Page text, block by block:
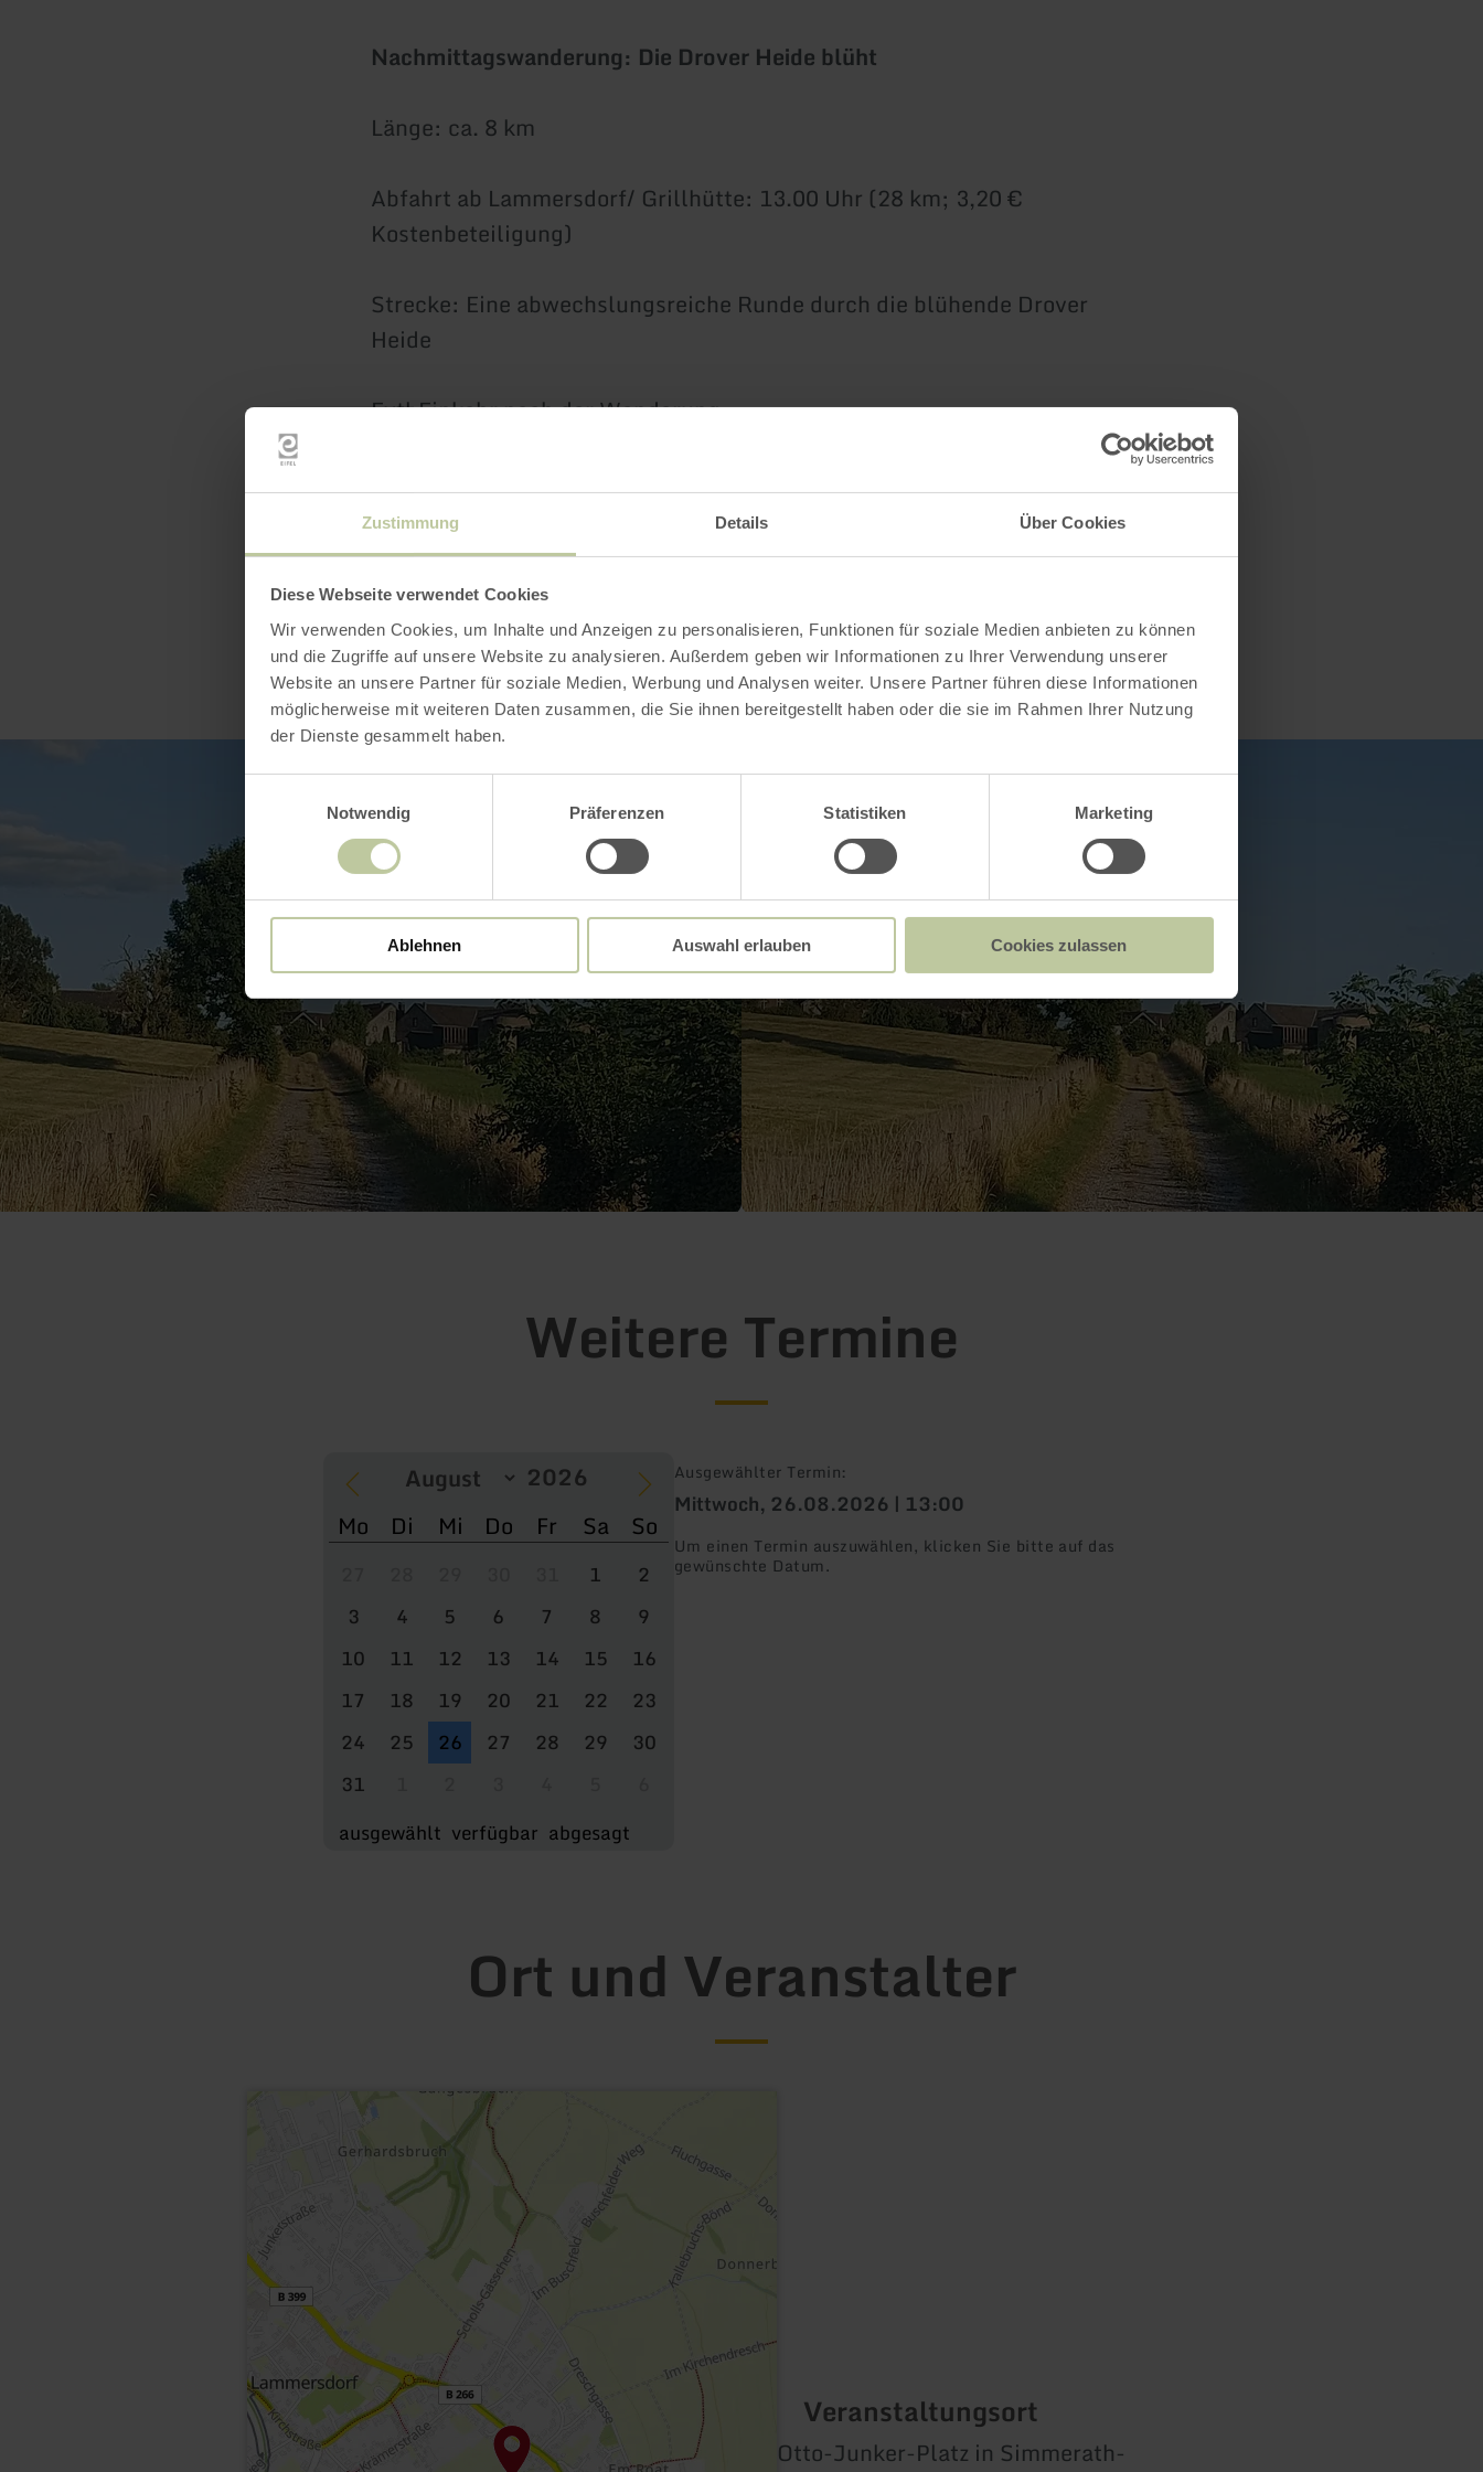
Zustimmung Details Über Cookies
Diese Webseite verwendet Cookies
Wir verwenden Cookies, um Inhalte und Anzeigen zu personalisieren, Funktionen für soziale Medien anbieten zu können
und die Zugriffe auf unsere Website zu analysieren. Außerdem geben wir Informationen zu Ihrer Verwendung unserer
Website an unsere Partner für soziale Medien, Werbung und Analysen weiter. Unsere Partner führen diese Informationen
möglicherweise mit weiteren Daten zusammen, die Sie ihnen bereitgestellt haben oder die sie im Rahmen Ihrer Nutzung
der Dienste gesammelt haben.
Notwendig
Präferenzen Statistiken Marketing
Ablehnen Auswahl erlauben Cookies zulassen
Nachmittagswanderung: Die Drover Heide blüht
Länge: ca. 8 km
Abfahrt ab Lammersdorf/ Grillhütte: 13.00 Uhr (28 km; 3,20 €
Kostenbeteiligung)
Strecke: Eine abwechslungsreiche Runde durch die blühende Drover
Heide
Evtl Einkehr nach der Wanderung.
Impressionen
Weitere Termine
Mo Di Mi Do Fr Sa So
1
2
3
4 5 6 7 8
9
10
11 12 13 14 15
16
17
18 19 20 21 22
23
24
25 26 27 28 29
30
31
ausgewählt verfügbar abgesagt
Ausgewählter Termin:
Mittwoch, 26.08.2026 | 13:00
Um einen Termin auszuwählen, klicken Sie bitte auf das
gewünschte Datum.
Ort und Veranstalter
Veranstaltungsort
Otto-Junker-Platz in Simmerath-